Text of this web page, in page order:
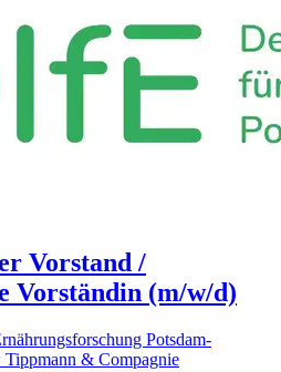
Vorstand /
Vorständin (m/w/d)
Potsdam-
& Compagnie